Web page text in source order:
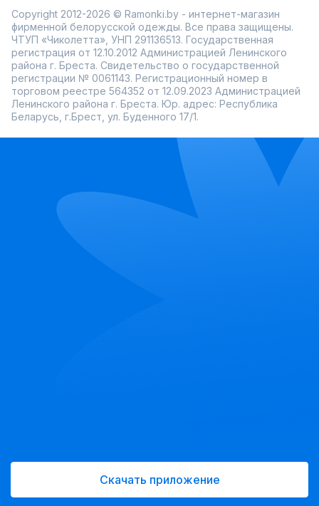
Copyright 2012-2026 © Ramonki.by - интернет-магазин
фирменной белорусской одежды. Все права защищены.
ЧТУП «Чиколетта», УНП 291136513. Государственная
регистрация от 12.10.2012 Администрацией Ленинского
района г. Бреста. Свидетельство о государственной
регистрации № 0061143. Регистрационный номер в
торговом реестре 564352 от 12.09.2023 Администрацией
Ленинского района г. Бреста. Юр. адрес: Республика
Беларусь, г.Брест, ул. Буденного 17/1.
Скачать приложение